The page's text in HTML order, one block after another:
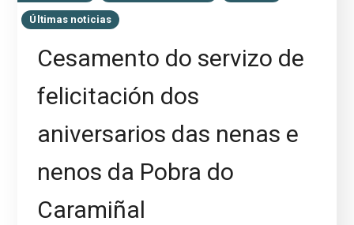
Últimas noticias
Cesamento do servizo de
felicitación dos
aniversarios das nenas e
nenos da Pobra do
Caramiñal